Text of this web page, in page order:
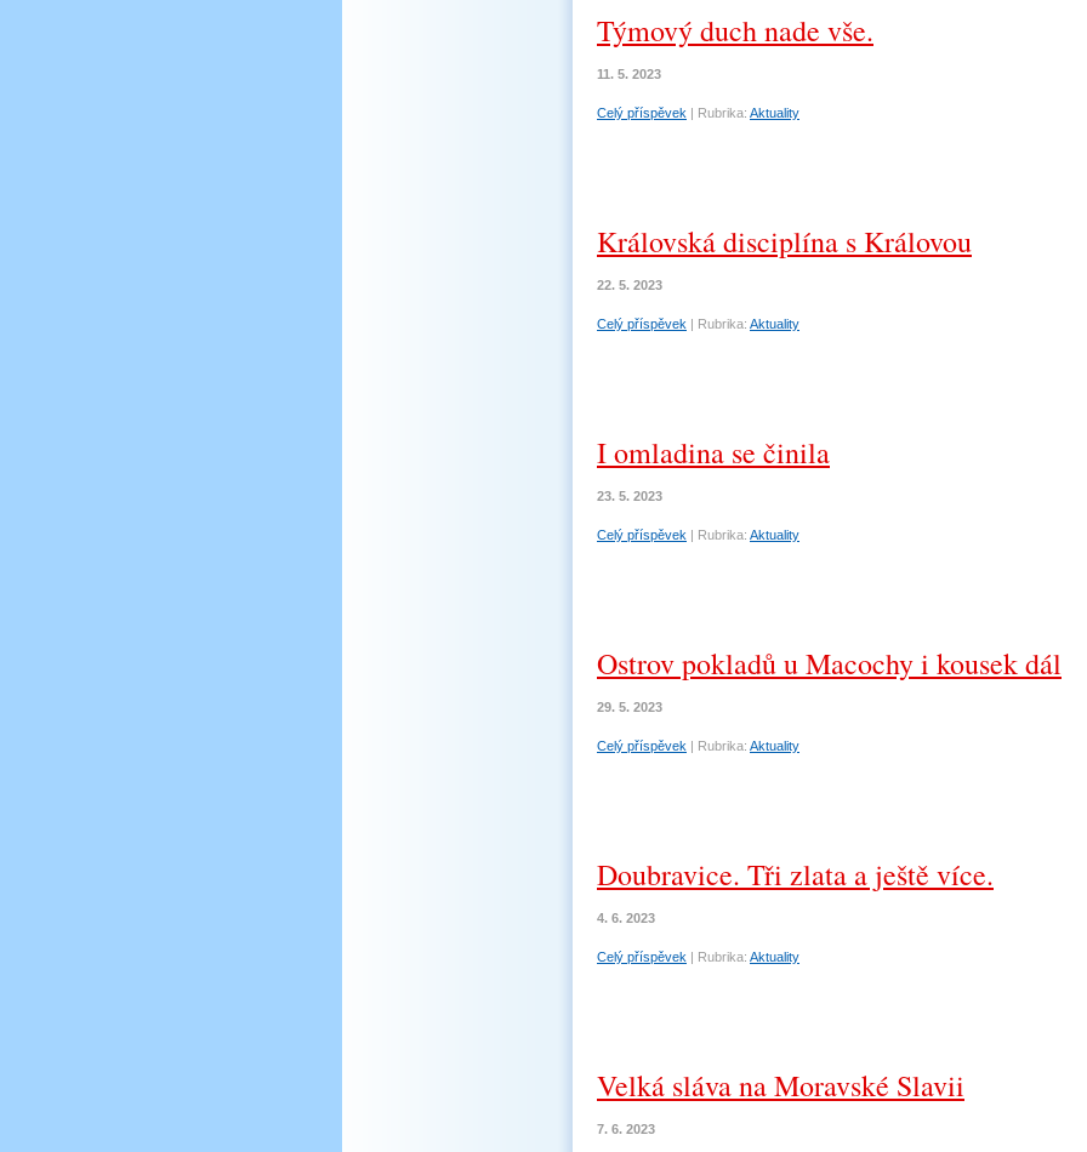
Týmový duch nade vše.
11. 5. 2023
Celý příspěvek | Rubrika: Aktuality
Královská disciplína s Královou
22. 5. 2023
Celý příspěvek | Rubrika: Aktuality
I omladina se činila
23. 5. 2023
Celý příspěvek | Rubrika: Aktuality
Ostrov pokladů u Macochy i kousek dál
29. 5. 2023
Celý příspěvek | Rubrika: Aktuality
Doubravice. Tři zlata a ještě více.
4. 6. 2023
Celý příspěvek | Rubrika: Aktuality
Velká sláva na Moravské Slavii
7. 6. 2023